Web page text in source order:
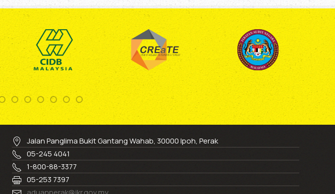
Jalan Panglima Bukit Gantang Wahab, 30000 Ipoh, Perak
05-245 4041
1-800-88-3377
05-253 7397